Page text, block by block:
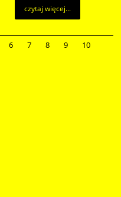
czytaj więcej...
6 7 8 9 10